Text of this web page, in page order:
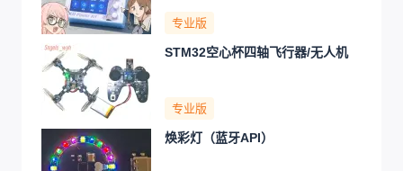
专业版
STM32空心杯四轴飞行器/无人机
专业版
焕彩灯（蓝牙API）